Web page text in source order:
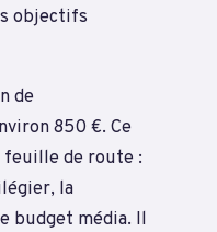
objectifs
de
850 €. Ce
de route :
la
budget média. Il